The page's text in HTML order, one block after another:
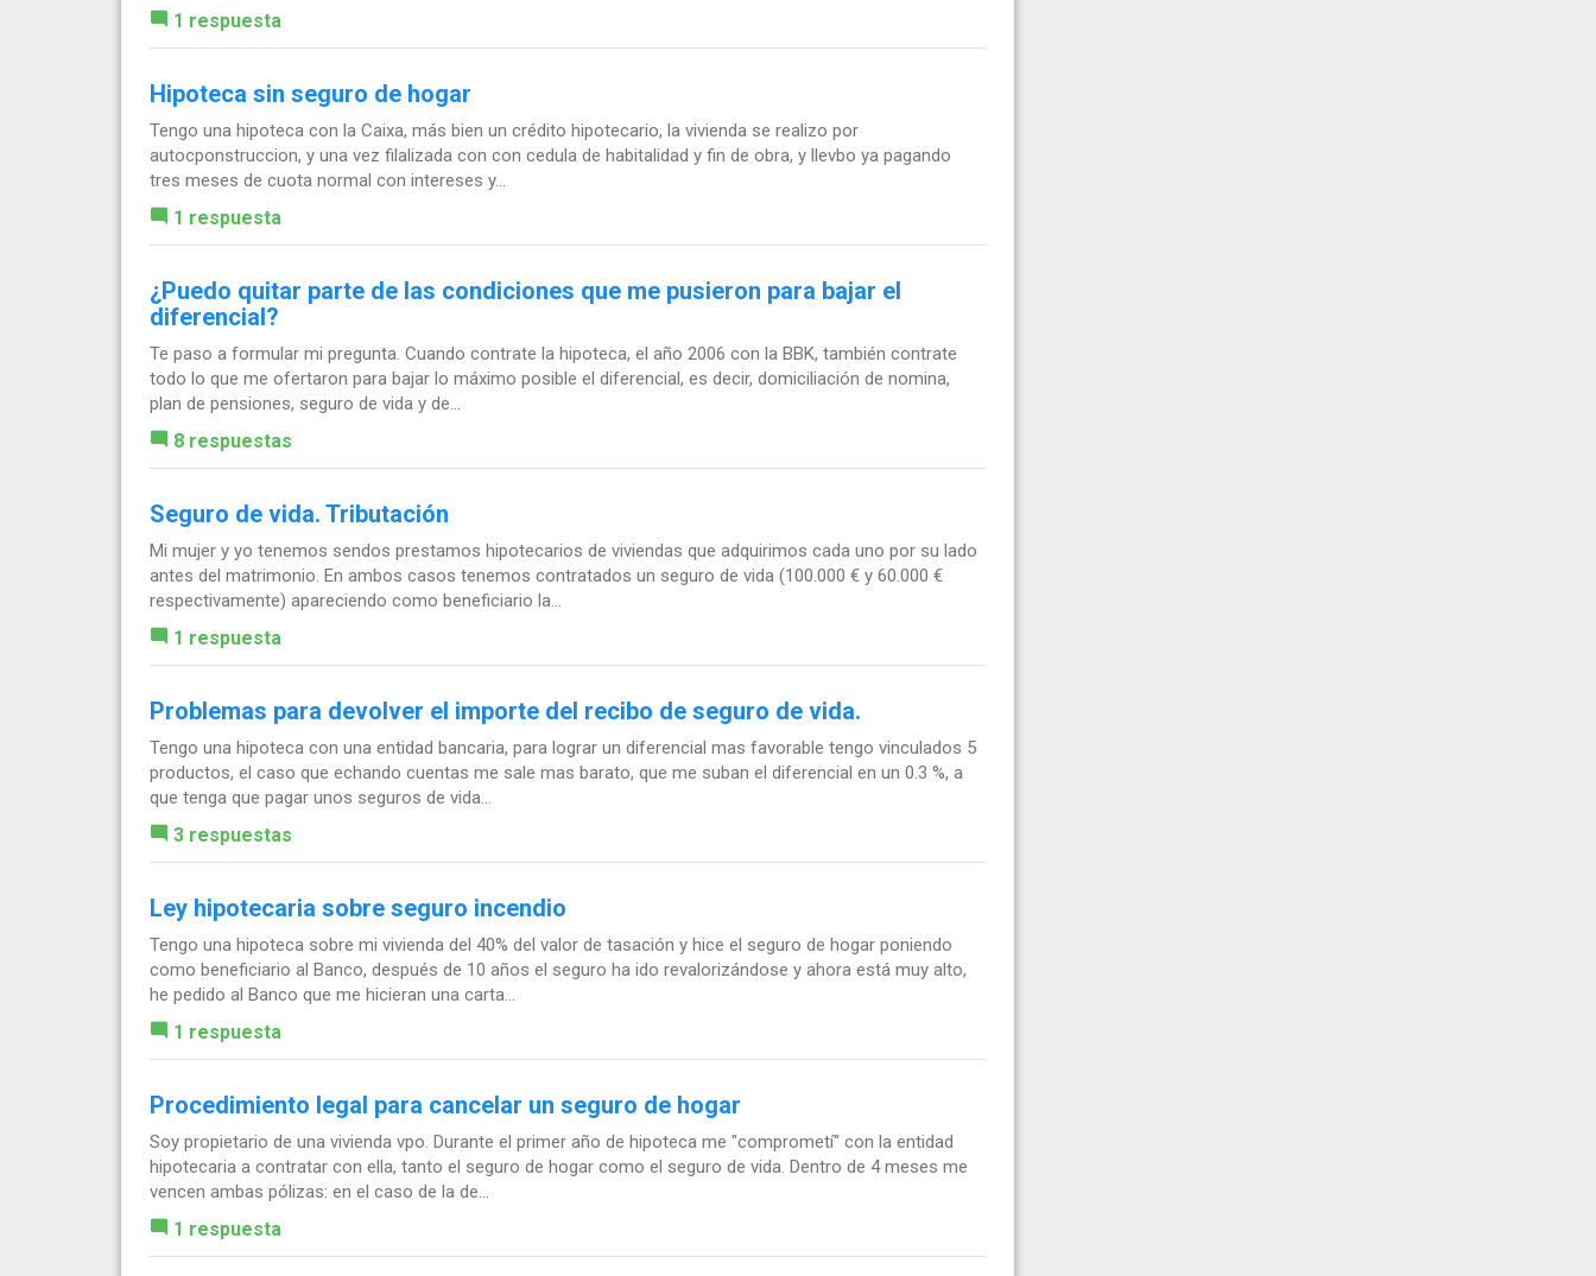
1 respuesta
Hipoteca sin seguro de hogar
Tengo una hipoteca con la Caixa, más bien un crédito hipotecario, la vivienda se realizo por
autocponstruccion, y una vez filalizada con con cedula de habitalidad y fin de obra, y llevbo ya pagando
tres meses de cuota normal con intereses y...
1 respuesta
¿Puedo quitar parte de las condiciones que me pusieron para bajar el
diferencial?
Te paso a formular mi pregunta. Cuando contrate la hipoteca, el año 2006 con la BBK, también contrate
todo lo que me ofertaron para bajar lo máximo posible el diferencial, es decir, domiciliación de nomina,
plan de pensiones, seguro de vida y de...
8 respuestas
Seguro de vida. Tributación
Mi mujer y yo tenemos sendos prestamos hipotecarios de viviendas que adquirimos cada uno por su lado
antes del matrimonio. En ambos casos tenemos contratados un seguro de vida (100.000 € y 60.000 €
respectivamente) apareciendo como beneficiario la...
1 respuesta
Problemas para devolver el importe del recibo de seguro de vida.
Tengo una hipoteca con una entidad bancaria, para lograr un diferencial mas favorable tengo vinculados 5
productos, el caso que echando cuentas me sale mas barato, que me suban el diferencial en un 0.3 %, a
que tenga que pagar unos seguros de vida...
3 respuestas
Ley hipotecaria sobre seguro incendio
Tengo una hipoteca sobre mi vivienda del 40% del valor de tasación y hice el seguro de hogar poniendo
como beneficiario al Banco, después de 10 años el seguro ha ido revalorizándose y ahora está muy alto,
he pedido al Banco que me hicieran una carta...
1 respuesta
Procedimiento legal para cancelar un seguro de hogar
Soy propietario de una vivienda vpo. Durante el primer año de hipoteca me "comprometí" con la entidad
hipotecaria a contratar con ella, tanto el seguro de hogar como el seguro de vida. Dentro de 4 meses me
vencen ambas pólizas: en el caso de la de...
1 respuesta